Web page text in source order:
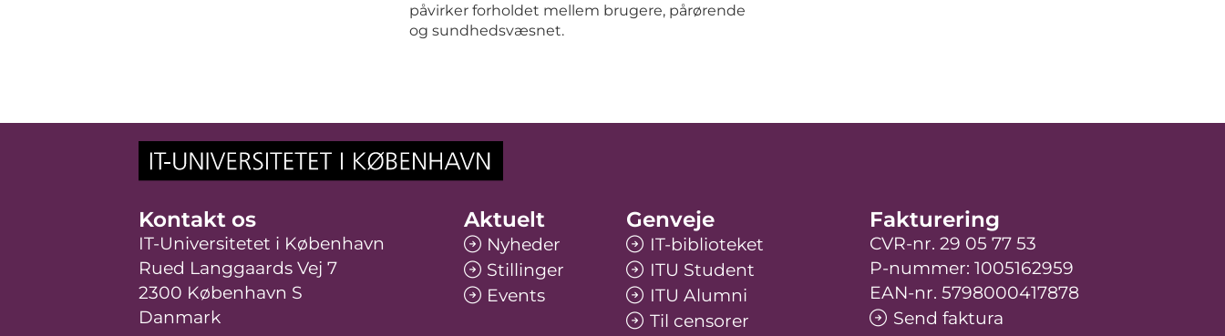
påvirker forholdet mellem brugere, pårørende
og sundhedsvæsnet.
Kontakt os
IT-Universitetet i København
Rued Langgaards Vej 7
2300 København S
Danmark
Aktuelt
Nyheder
Stillinger
Events
Genveje
IT-biblioteket
ITU Student
ITU Alumni
Til censorer
Fakturering
CVR-nr. 29 05 77 53
P-nummer: 1005162959
EAN-nr. 5798000417878
Send faktura